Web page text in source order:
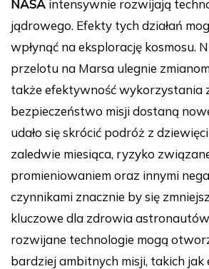
NASA intensywnie rozwijają
jądrowego. Efekty tych działań
wpłynąć na eksplorację kosmosu.
przelotu na Marsa ulegnie
także efektywność wykorzystania
bezpieczeństwo misji dostaną
udało się skrócić podróż z
zaledwie miesiąca, ryzyko
promieniowaniem oraz innymi
czynnikami znacznie by się
kluczowe dla zdrowia
rozwijane technologie mogą
bardziej ambitnych misji, takich jak